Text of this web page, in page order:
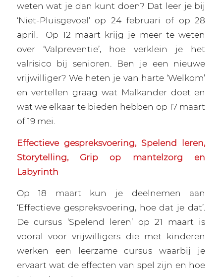
weten wat je dan kunt doen? Dat leer je bij
‘Niet-Pluisgevoel’ op 24 februari of op 28
april.
Op 12 maart krijg je meer te weten
over ‘Valpreventie’, hoe verklein je het
valrisico bij senioren. Ben je een nieuwe
vrijwilliger? We heten je van harte ‘Welkom’
en vertellen graag wat Malkander doet en
wat we elkaar te bieden hebben op 17 maart
of 19 mei.
Effectieve gespreksvoering, Spelend leren,
Storytelling, Grip op mantelzorg en
Labyrinth
Op 18 maart kun je deelnemen aan
‘Effectieve gespreksvoering, hoe dat je dat’.
De cursus ‘Spelend leren’ op 21 maart is
vooral voor vrijwilligers die met kinderen
werken een leerzame cursus waarbij je
ervaart wat de effecten van spel zijn en hoe